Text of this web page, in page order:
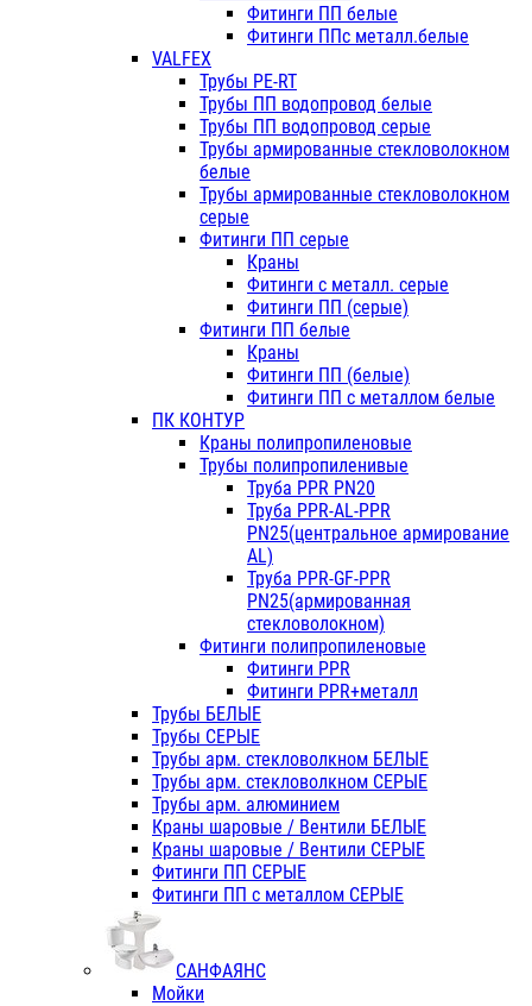
Фитинги ПП белые
Фитинги ППс металл.белые
VALFEX
Трубы PE-RT
Трубы ПП водопровод белые
Трубы ПП водопровод серые
Трубы армированные стекловолокном
белые
Трубы армированные стекловолокном
серые
Фитинги ПП серые
Краны
Фитинги с металл. серые
Фитинги ПП (серые)
Фитинги ПП белые
Краны
Фитинги ПП (белые)
Фитинги ПП с металлом белые
ПК КОНТУР
Краны полипропиленовые
Трубы полипропиленивые
Труба PPR PN20
Труба PPR-AL-PPR
PN25(центральное армирование
AL)
Труба PPR-GF-PPR
PN25(армированная
стекловолокном)
Фитинги полипропиленовые
Фитинги PPR
Фитинги PPR+металл
Трубы БЕЛЫЕ
Трубы СЕРЫЕ
Трубы арм. стекловолкном БЕЛЫЕ
Трубы арм. стекловолкном СЕРЫЕ
Трубы арм. алюминием
Краны шаровые / Вентили БЕЛЫЕ
Краны шаровые / Вентили СЕРЫЕ
Фитинги ПП СЕРЫЕ
Фитинги ПП с металлом СЕРЫЕ
САНФАЯНС
Мойки